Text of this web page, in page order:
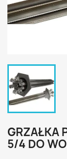
GRZAŁKA
5/4 DO